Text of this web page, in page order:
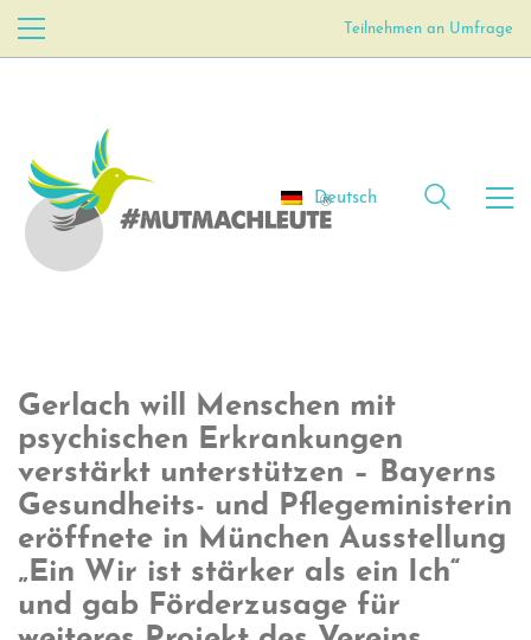
Teilnehmen an Umfrage
Deutsch
Gerlach will Menschen mit
psychischen Erkrankungen
verstärkt unterstützen – Bayerns
Gesundheits- und Pflegeministerin
eröffnete in München Ausstellung
„Ein Wir ist stärker als ein Ich“
und gab Förderzusage für